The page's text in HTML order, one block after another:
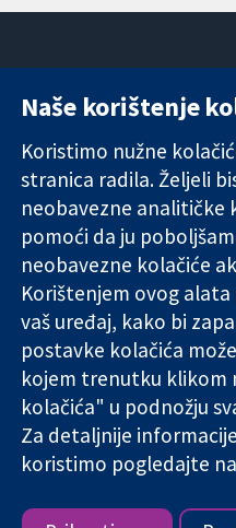
Pouzdani dokazi.
Utemeljeni
dokazi.
Bolje zdravlje.
11-13
London
W1G
The Cochrane Collaboration is
company limited by guarantee
England & Wales. VAT
Copyright © 2026 The
Naše korištenje
Koristimo nužne
stranica radila. Željeli
neobavezne analitičke
pomoći da ju
neobavezne kolačiće
Korištenjem ovog
vaš uređaj, kako bi
postavke kolačića
kojem trenutku klikom
kolačića" u podnožju
Za detaljnije
koristimo pogledajte